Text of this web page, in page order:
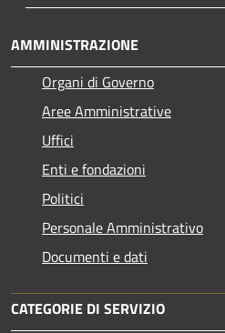
AMMINISTRAZIONE
Organi di Governo
Aree Amministrative
Uffici
Enti e fondazioni
Politici
Personale Amministrativo
Documenti e dati
CATEGORIE DI SERVIZIO